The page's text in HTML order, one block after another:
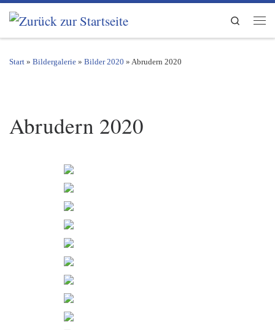
Zum Inhalt springen
Search
Start » Bildergalerie » Bilder 2020 » Abrudern 2020
Abrudern 2020